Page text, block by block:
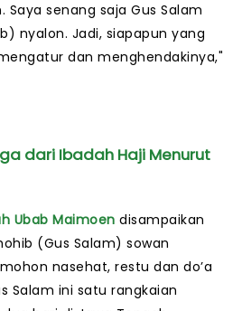
Saya senang saja Gus Salam
nyalon. Jadi, siapapun yang
dan menghendakinya,"
dari Ibadah Haji Menurut
Ubab Maimoen disampaikan
(Gus Salam) sowan
nasehat, restu dan do’a
Salam ini satu rangkaian